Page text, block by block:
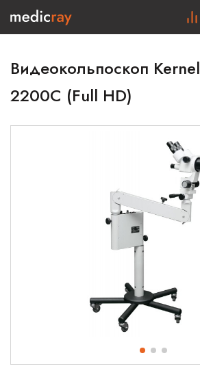
Видеокольпоскоп Kernel
2200C (Full HD)